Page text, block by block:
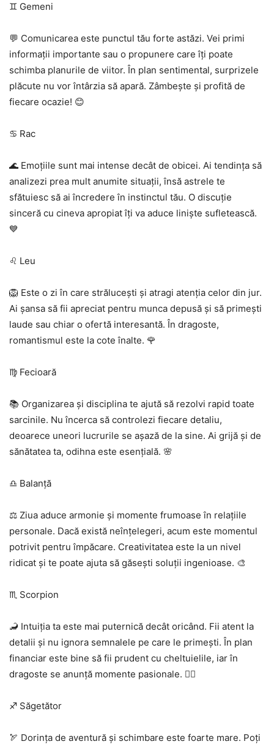
♊ Gemeni
💬 Comunicarea este punctul tău forte astăzi. Vei primi
informații importante sau o propunere care îți poate
schimba planurile de viitor. În plan sentimental, surprizele
plăcute nu vor întârzia să apară. Zâmbește și profită de
fiecare ocazie! 😊
♋ Rac
🌊 Emoțiile sunt mai intense decât de obicei. Ai tendința să
analizezi prea mult anumite situații, însă astrele te
sfătuiesc să ai încredere în instinctul tău. O discuție
sinceră cu cineva apropiat îți va aduce liniște sufletească.
💙
♌ Leu
🦁 Este o zi în care strălucești și atragi atenția celor din jur.
Ai șansa să fii apreciat pentru munca depusă și să primești
laude sau chiar o ofertă interesantă. În dragoste,
romantismul este la cote înalte. 🌹
♍ Fecioară
📚 Organizarea și disciplina te ajută să rezolvi rapid toate
sarcinile. Nu încerca să controlezi fiecare detaliu,
deoarece uneori lucrurile se așază de la sine. Ai grijă și de
sănătatea ta, odihna este esențială. 🌸
♎ Balanță
⚖️ Ziua aduce armonie și momente frumoase în relațiile
personale. Dacă există neînțelegeri, acum este momentul
potrivit pentru împăcare. Creativitatea este la un nivel
ridicat și te poate ajuta să găsești soluții ingenioase. 🎨
♏ Scorpion
🦂 Intuiția ta este mai puternică decât oricând. Fii atent la
detalii și nu ignora semnalele pe care le primești. În plan
financiar este bine să fii prudent cu cheltuielile, iar în
dragoste se anunță momente pasionale. ❤️‍🔥
♐ Săgetător
🏹 Dorința de aventură și schimbare este foarte mare. Poți